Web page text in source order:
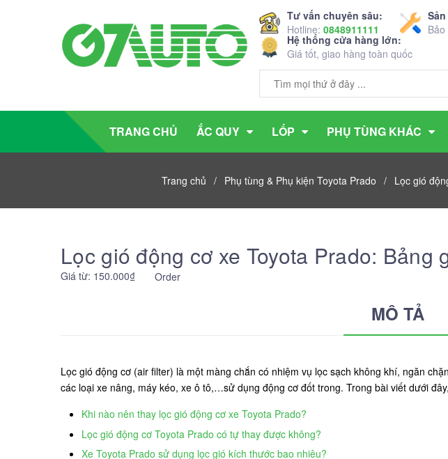
Tư vấn chuyên sâu:
Hotline: 0848911111
Hệ thống cửa hàng lớn:
Giá tốt, giao hàng toàn quốc
TRANG CHỦ ẮC QUY LỐP PHỤ TÙNG KHÁC
Trang chủ / Phụ tùng & Phụ kiện Toyota Prado / Lọc gió
Lọc gió động cơ xe Toyota Prado: Bảng
Giá từ: 150.000₫ Order
MÔ TẢ
Lọc gió động cơ (air filter) là một màng chắn có nhiệm vụ lọc sạch không khí, ngăn
các loại xe nâng, máy kéo, xe ô tô,…sử dụng động cơ đốt trong. Trong bài viết dưới
Khi nào nên thay lọc gió động cơ xe Toyota Prado?
Lọc gió động cơ Toyota Prado có tự thay được không?
Xe Toyota Prado sử dụng lọc gió kích thước bao nhiêu?